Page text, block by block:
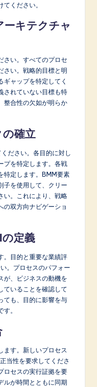
ください。
キテクチャ
さい。すべてのプロセ
さい。戦略的目標と明
ギャップを特定してく
されていない目標も特
整合性の欠如が明らか
確立
ださい。各目的に対し
プを特定します。各戦
特定します。BMM要素
子を使用して、クリー
い。これにより、戦略
の双方向ナビゲーショ
定義
。目的と重要な業績評
。プロセスのパフォー
が、ビジネスの動機を
ていることを確認して
ても、目的に影響を与
。
ます。新しいプロセス
当性を要求してくださ
ロセスの実行証拠を要
ルが時間とともに同期